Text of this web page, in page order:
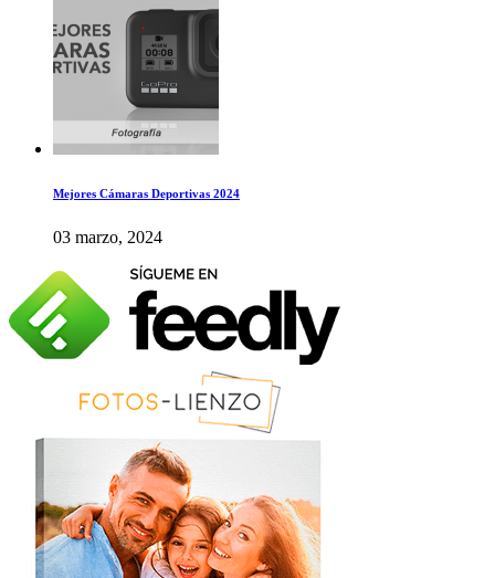
Mejores Cámaras Deportivas 2024
03 marzo, 2024